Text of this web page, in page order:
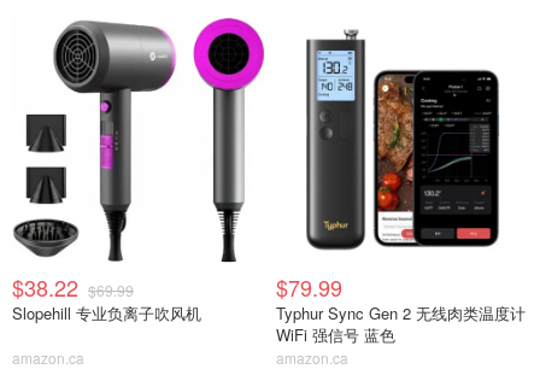
$38.22 $69.99
Slopehill 专业负离子吹风机
amazon.ca
$79.99
Typhur Sync Gen 2 无线肉类温度计
WiFi 强信号 蓝色
amazon.ca